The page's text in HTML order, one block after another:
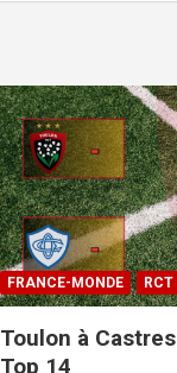
FRANCE-MONDE RCT
Toulon à
Top 14